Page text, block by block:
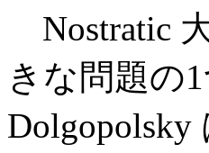
Nostratic
きな問題の